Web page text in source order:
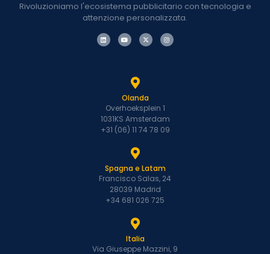
Rivoluzioniamo l'ecosistema pubblicitario con tecnologia e
attenzione personalizzata.
Olanda
Overhoeksplein 1
1031KS Amsterdam
+31 (06) 11 74 78 09
Spagna e Latam
Francisco Salas, 24
28039 Madrid
+34 681 026 725
Italia
Via Giuseppe Mazzini, 9